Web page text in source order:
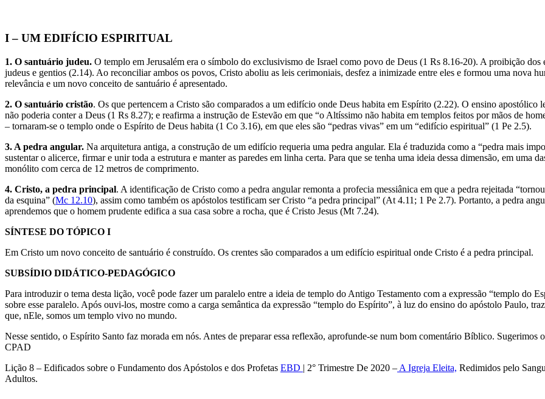
I – UM EDIFÍCIO ESPIRITUAL
1. O santuário judeu. O templo em Jerusalém era o símbolo do exclusivismo de Israel como povo de Deus (1 Rs 8.16-20). A proibição
judeus e gentios (2.14). Ao reconciliar ambos os povos, Cristo aboliu as leis cerimoniais, desfez a inimizade entre eles e formou uma nova
relevância e um novo conceito de santuário é apresentado.
2. O santuário cristão. Os que pertencem a Cristo são comparados a um edifício onde Deus habita em Espírito (2.22). O ensino apostólico
não poderia conter a Deus (1 Rs 8.27); e reafirma a instrução de Estevão em que “o Altíssimo não habita em templos feitos por mãos de
– tornaram-se o templo onde o Espírito de Deus habita (1 Co 3.16), em que eles são “pedras vivas” em um “edifício espiritual” (1 Pe 2.5).
3. A pedra angular. Na arquitetura antiga, a construção de um edifício requeria uma pedra angular. Ela é traduzida como a “pedra mais
sustentar o alicerce, firmar e unir toda a estrutura e manter as paredes em linha certa. Para que se tenha uma ideia dessa dimensão, em uma
monólito com cerca de 12 metros de comprimento.
4. Cristo, a pedra principal. A identificação de Cristo como a pedra angular remonta a profecia messiânica em que a pedra rejeitada
da esquina” (Mc 12.10), assim como também os apóstolos testificam ser Cristo “a pedra principal” (At 4.11; 1 Pe 2.7). Portanto, a pedra
aprendemos que o homem prudente edifica a sua casa sobre a rocha, que é Cristo Jesus (Mt 7.24).
SÍNTESE DO TÓPICO I
Em Cristo um novo conceito de santuário é construído. Os crentes são comparados a um edifício espiritual onde Cristo é a pedra principal.
SUBSÍDIO DIDÁTICO-PEDAGÓGICO
Para introduzir o tema desta lição, você pode fazer um paralelo entre a ideia de templo do Antigo Testamento com a expressão “templo do
sobre esse paralelo. Após ouvi-los, mostre como a carga semântica da expressão “templo do Espírito”, à luz do ensino do apóstolo Paulo,
que, nEle, somos um templo vivo no mundo.
Nesse sentido, o Espírito Santo faz morada em nós. Antes de preparar essa reflexão, aprofunde-se num bom comentário Bíblico.
CPAD
Lição 8 – Edificados sobre o Fundamento dos Apóstolos e dos Profetas EBD | 2° Trimestre De 2020 – A Igreja Eleita, Redimidos pelo
Adultos.